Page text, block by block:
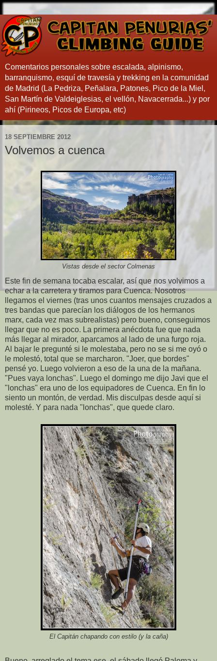
Comentarios personales sobre escalada, alpinismo,
barranquismo, esquí de travesía y trekking en la comunidad
de Madrid (La Pedriza, Peñalara, Patones, Pico de la Miel,
San Martín de Valdeiglesias, el vellón, Navacerrada...) y por
ahí (Pirineos, Picos de Europa, etc)
18 SEPTIEMBRE 2012
Volvemos a cuenca
Vistas desde el sector Colmenas
Este fin de semana tocaba escalar, así que nos volvimos a
echar a la carretera y tiramos para Cuenca. Nosotros
llegamos el viernes (tras unos cuantos mensajes cruzados a
tres bandas que parecían los diálogos de los hermanos
marx, cada vez mas subrealistas) pero bueno, conseguimos
llegar que no es poco. La primera anécdota fue que nada
más llegar al mirador, aparcamos al lado de una furgo roja.
Al bajar le pregunté si le molestaba, pero no se si me oyó o
le molestó, total que se marcharon. "Joer, que bordes"
pensé yo. Luego volvieron a eso de la una de la mañana.
"Pues vaya lonchas". Luego el domingo me dijo Javi que el
"lonchas" era uno de los equipadores de Cuenca. En fin lo
siento un montón, de verdad. Mis disculpas desde aquí si
molesté. Y para nada "lonchas", que quede claro.
El Capitán chapando con estilo (y la caña)